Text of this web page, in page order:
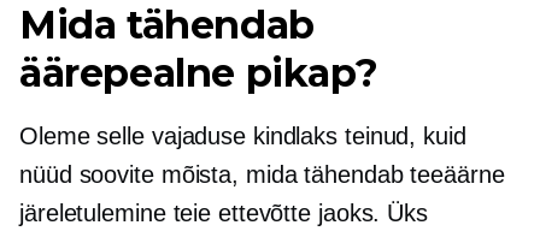
Mida tähendab
äärepealne pikap?
Oleme selle vajaduse kindlaks teinud, kuid
nüüd soovite mõista, mida tähendab teeäärne
järeletulemine teie ettevõtte jaoks. Üks